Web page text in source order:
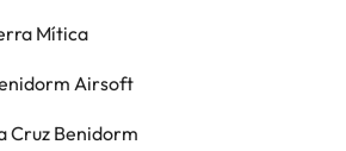
Mítica
Airsoft
Cruz Benidorm